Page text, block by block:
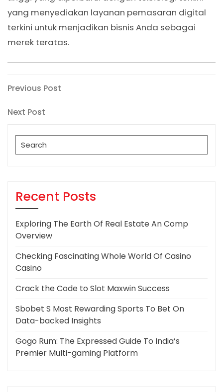
yang menyediakan layanan pemasaran digital
terkini untuk menjadikan bisnis Anda sebagai
merek teratas.
Post
navigation
Previous
Previous Post
Next
Next Post
Search
for:
Recent Posts
Exploring The Earth Of Real Estate An Comp
Overview
Checking Fascinating Whole World Of Casino
Casino
Crack the Code to Slot Maxwin Success
Sbobet S Most Rewarding Sports To Bet On
Data-backed Insights
Gogo Rum: The Expressed Guide To India’s
Premier Multi-gaming Platform